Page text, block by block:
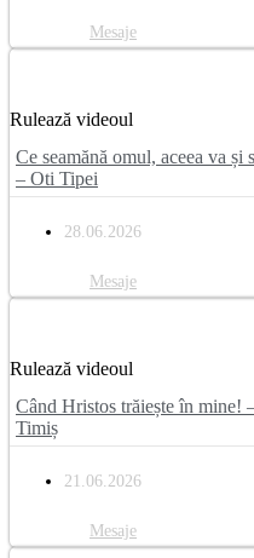
Mesaje
Rulează videoul
Ce seamănă omul, aceea va și
– Oti Tipei
28.06.2026
Mesaje
Rulează videoul
Când Hristos trăiește în mine!
Timiș
21.06.2026
Mesaje